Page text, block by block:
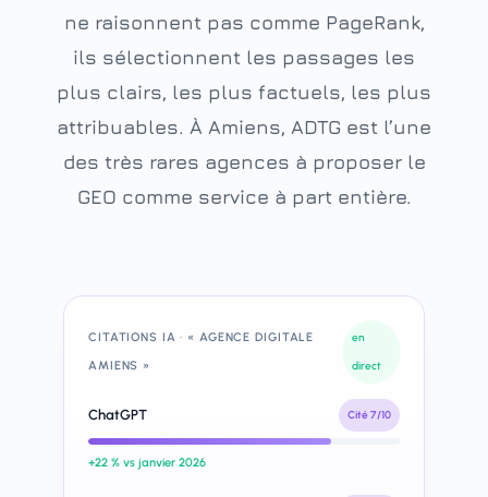
ne raisonnent pas comme PageRank,
ils sélectionnent les passages les
plus clairs, les plus factuels, les plus
attribuables. À Amiens, ADTG est l’une
des très rares agences à proposer le
GEO comme service à part entière.
CITATIONS IA · « AGENCE DIGITALE
AMIENS »
en
direct
ChatGPT Cité 7/10
+22 % vs janvier 2026